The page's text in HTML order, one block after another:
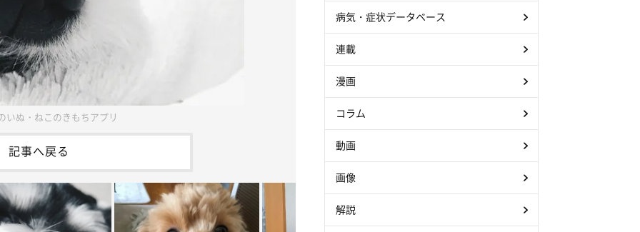
いぬ・ねこのきもちアプリ
記事へ戻る
病気・症状データベース
連載
漫画
コラム
動画
画像
解説